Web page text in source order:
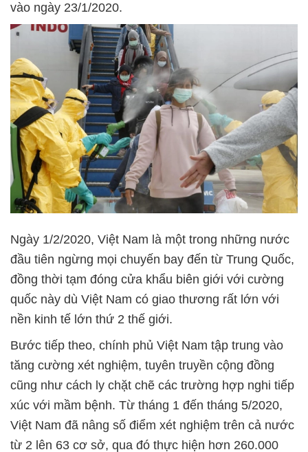
vào ngày 23/1/2020.
Ngày 1/2/2020, Việt Nam là một trong những nước
đầu tiên ngừng mọi chuyến bay đến từ Trung Quốc,
đồng thời tạm đóng cửa khẩu biên giới với cường
quốc này dù Việt Nam có giao thương rất lớn với
nền kinh tế lớn thứ 2 thế giới.
Bước tiếp theo, chính phủ Việt Nam tập trung vào
tăng cường xét nghiệm, tuyên truyền cộng đồng
cũng như cách ly chặt chẽ các trường hợp nghi tiếp
xúc với mầm bệnh. Từ tháng 1 đến tháng 5/2020,
Việt Nam đã nâng số điểm xét nghiệm trên cả nước
từ 2 lên 63 cơ sở, qua đó thực hiện hơn 260.000